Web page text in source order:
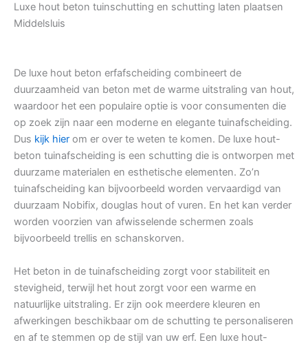
Luxe hout beton tuinschutting en schutting laten plaatsen
Middelsluis
De luxe hout beton erfafscheiding combineert de
duurzaamheid van beton met de warme uitstraling van hout,
waardoor het een populaire optie is voor consumenten die
op zoek zijn naar een moderne en elegante tuinafscheiding.
Dus kijk hier om er over te weten te komen. De luxe hout-
beton tuinafscheiding is een schutting die is ontworpen met
duurzame materialen en esthetische elementen. Zo’n
tuinafscheiding kan bijvoorbeeld worden vervaardigd van
duurzaam Nobifix, douglas hout of vuren. En het kan verder
worden voorzien van afwisselende schermen zoals
bijvoorbeeld trellis en schanskorven.
Het beton in de tuinafscheiding zorgt voor stabiliteit en
stevigheid, terwijl het hout zorgt voor een warme en
natuurlijke uitstraling. Er zijn ook meerdere kleuren en
afwerkingen beschikbaar om de schutting te personaliseren
en af te stemmen op de stijl van uw erf. Een luxe hout-